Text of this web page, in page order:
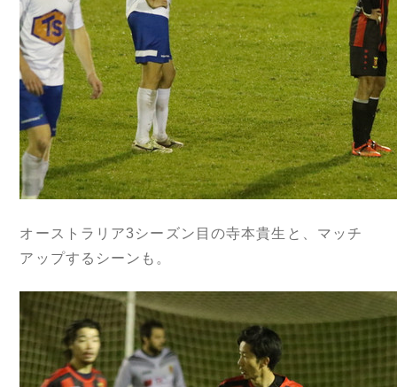
オーストラリア3シーズン目の寺本貴生と、マッチ
アップするシーンも。